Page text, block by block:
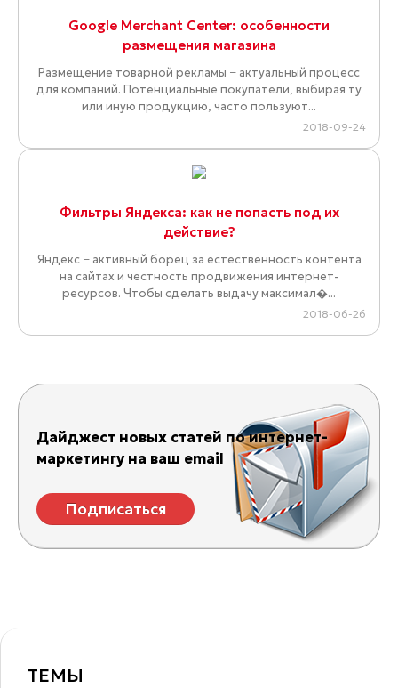
Google Merchant Center: особенности
размещения магазина
Размещение товарной рекламы − актуальный процесс
для компаний. Потенциальные покупатели, выбирая ту
или иную продукцию, часто пользуют...
2018-09-24
Фильтры Яндекса: как не попасть под их
действие?
Яндекс − активный борец за естественность контента
на сайтах и честность продвижения интернет-
ресурсов. Чтобы сделать выдачу максимал�...
2018-06-26
Дайджест новых статей по интернет-
маркетингу на ваш email
Подписаться
ТЕМЫ